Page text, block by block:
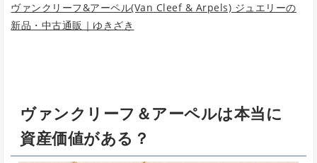
ヴァンクリーフ&アーペル(Van Cleef & Arpels) ジュエリーの
新品・中古通販｜ゆきざき
ヴァンクリーフ＆アーペルは本当に
資産価値がある？